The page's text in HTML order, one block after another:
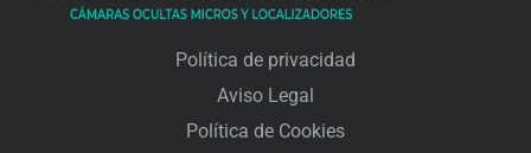
Política de privacidad
Aviso Legal
Política de Cookies